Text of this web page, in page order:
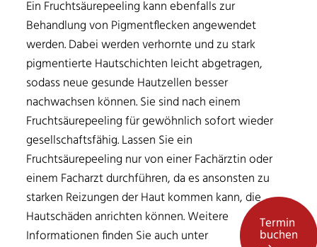
Ein Fruchtsäurepeeling kann ebenfalls zur
Behandlung von Pigmentflecken angewendet
werden. Dabei werden verhornte und zu stark
pigmentierte Hautschichten leicht abgetragen,
sodass neue gesunde Hautzellen besser
nachwachsen können. Sie sind nach einem
Fruchtsäurepeeling für gewöhnlich sofort wieder
gesellschaftsfähig. Lassen Sie ein
Fruchtsäurepeeling nur von einer Fachärztin oder
einem Facharzt durchführen, da es ansonsten zu
starken Reizungen der Haut kommen kann, die
Hautschäden anrichten können. Weitere
Informationen finden Sie auch unter
Termin
buchen